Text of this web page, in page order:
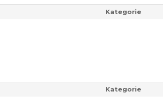
Kategorie
Kategorie